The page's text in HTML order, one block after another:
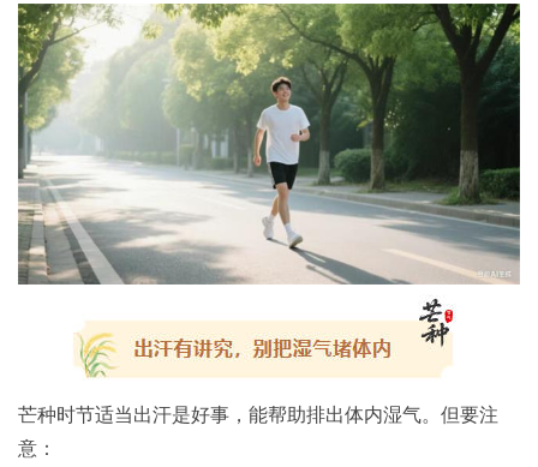
芒种时节适当出汗是好事，能帮助排出体内湿气。但要注
意：